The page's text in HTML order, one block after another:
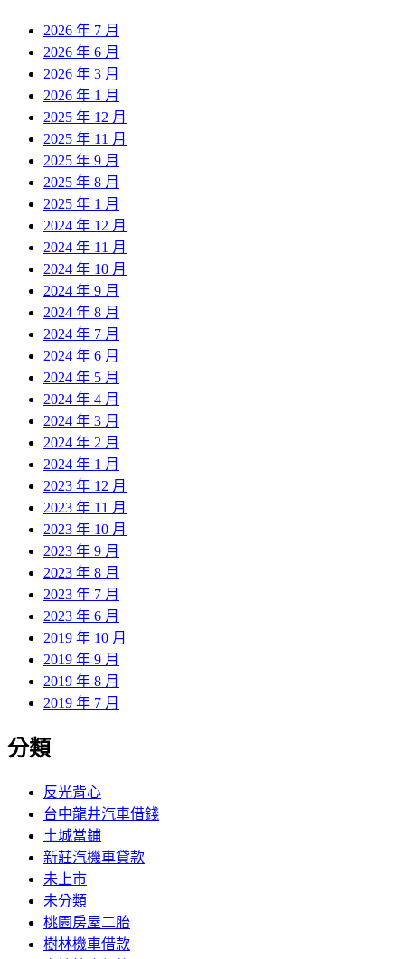
2026 年 7 月
2026 年 6 月
2026 年 3 月
2026 年 1 月
2025 年 12 月
2025 年 11 月
2025 年 9 月
2025 年 8 月
2025 年 1 月
2024 年 12 月
2024 年 11 月
2024 年 10 月
2024 年 9 月
2024 年 8 月
2024 年 7 月
2024 年 6 月
2024 年 5 月
2024 年 4 月
2024 年 3 月
2024 年 2 月
2024 年 1 月
2023 年 12 月
2023 年 11 月
2023 年 10 月
2023 年 9 月
2023 年 8 月
2023 年 7 月
2023 年 6 月
2019 年 10 月
2019 年 9 月
2019 年 8 月
2019 年 7 月
分類
反光背心
台中龍井汽車借錢
土城當鋪
新莊汽機車貸款
未上市
未分類
桃園房屋二胎
樹林機車借款